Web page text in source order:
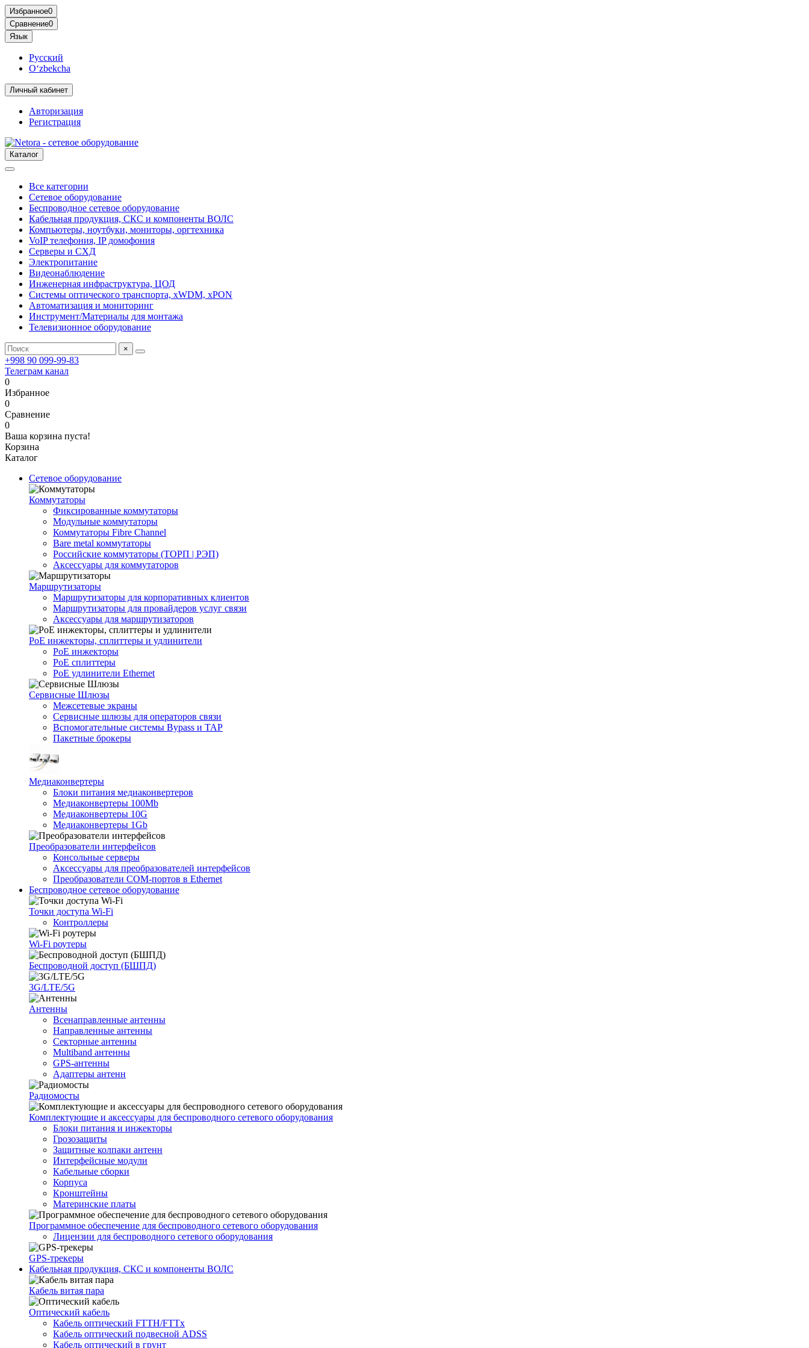
Избранное0
Сравнение0
Язык
Русский
O‘zbekcha
Личный кабинет
Авторизация
Регистрация
Каталог
Все категории
Сетевое оборудование
Беспроводное сетевое оборудование
Кабельная продукция, СКС и компоненты ВОЛС
Компьютеры, ноутбуки, мониторы, оргтехника
VoIP телефония, IP домофония
Серверы и СХД
Электропитание
Видеонаблюдение
Инженерная инфраструктура, ЦОД
Системы оптического транспорта, xWDM, xPON
Автоматизация и мониторинг
Инструмент/Материалы для монтажа
Телевизионное оборудование
×
+998 90 099-99-83
Телеграм канал
0
Избранное
0
Сравнение
0
Ваша корзина пуста!
Корзина
Каталог
Сетевое оборудование
Коммутаторы
Фиксированные коммутаторы
Модульные коммутаторы
Коммутаторы Fibre Channel
Bare metal коммутаторы
Российские коммутаторы (ТОРП | РЭП)
Аксессуары для коммутаторов
Маршрутизаторы
Маршрутизаторы для корпоративных клиентов
Маршрутизаторы для провайдеров услуг связи
Аксессуары для маршрутизаторов
PoE инжекторы, сплиттеры и удлинители
PoE инжекторы
PoE сплиттеры
PoE удлинители Ethernet
Сервисные Шлюзы
Межсетевые экраны
Сервисные шлюзы для операторов связи
Вспомогательные системы Bypass и TAP
Пакетные брокеры
Медиаконвертеры
Блоки питания медиаконвертеров
Медиаконвертеры 100Mb
Медиаконвертеры 10G
Медиаконвертеры 1Gb
Преобразователи интерфейсов
Консольные серверы
Аксессуары для преобразователей интерфейсов
Преобразователи COM-портов в Ethernet
Беспроводное сетевое оборудование
Точки доступа Wi-Fi
Контроллеры
Wi-Fi роутеры
Беспроводной доступ (БШПД)
3G/LTE/5G
Антенны
Всенаправленные антенны
Направленные антенны
Секторные антенны
Multiband антенны
GPS-антенны
Адаптеры антенн
Радиомосты
Комплектующие и аксессуары для беспроводного сетевого оборудования
Блоки питания и инжекторы
Грозозащиты
Защитные колпаки антенн
Интерфейсные модули
Кабельные сборки
Корпуса
Кронштейны
Материнские платы
Программное обеспечение для беспроводного сетевого оборудования
Лицензии для беспроводного сетевого оборудования
GPS-трекеры
Кабельная продукция, СКС и компоненты ВОЛС
Кабель витая пара
Оптический кабель
Кабель оптический FTTH/FTTx
Кабель оптический подвесной ADSS
Кабель оптический в грунт